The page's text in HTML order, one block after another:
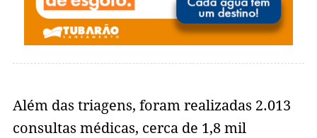
Além das triagens, foram realizadas 2.013
consultas médicas, cerca de 1,8 mil